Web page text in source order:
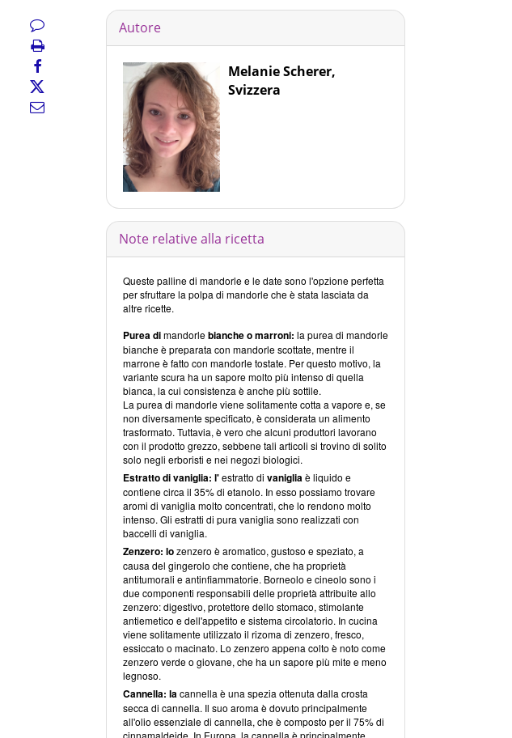
Scherer for diet-health
Autore
Melanie Scherer,
Svizzera
Note relative alla ricetta
Queste palline di mandorle e le date sono l'opzione perfetta
per sfruttare la polpa di mandorle che è stata lasciata da
altre ricette.
Purea dimandorlebianche o marroni: la purea di mandorle
bianche è preparata con mandorle scottate, mentre il
marrone è fatto con mandorle tostate. Per questo motivo, la
variante scura ha un sapore molto più intenso di quella
bianca, la cui consistenza è anche più sottile.
La purea di mandorle viene solitamente cotta a vapore e, se
non diversamente specificato, è considerata un alimento
trasformato. Tuttavia, è vero che alcuni produttori lavorano
con il prodotto grezzo, sebbene tali articoli si trovino di solito
solo negli erboristi e nei negozi biologici.
Estratto di vaniglia: l'estratto di vanigliaè liquido e
contiene circa il 35% di etanolo. In esso possiamo trovare
aromi di vaniglia molto concentrati, che lo rendono molto
intenso. Gli estratti di pura vaniglia sono realizzati con
baccelli di vaniglia.
Zenzero: lozenzero è aromatico, gustoso e speziato, a
causa del gingerolo che contiene, che ha proprietà
antitumorali e antinfiammatorie. Borneolo e cineolo sono i
due componenti responsabili delle proprietà attribuite allo
zenzero: digestivo, protettore dello stomaco, stimolante
antiemetico e dell'appetito e sistema circolatorio. In cucina
viene solitamente utilizzato il rizoma di zenzero, fresco,
essiccato o macinato. Lo zenzero appena colto è noto come
zenzero verde o giovane, che ha un sapore più mite e meno
legnoso.
Cannella: lacannella è una spezia ottenuta dalla crosta
secca di cannella. Il suo aroma è dovuto principalmente
all'olio essenziale di cannella, che è composto per il 75% di
cinnamaldeide. In Europa, la cannella è principalmente